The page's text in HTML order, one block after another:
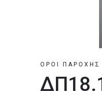
ΟΡΟΙ ΠΑΡΟΧΗΣ